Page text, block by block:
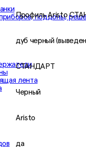
поддоны,
лента
Профиль Aristo
дуб черный
СТАНДАРТ
Черный
Aristo
да